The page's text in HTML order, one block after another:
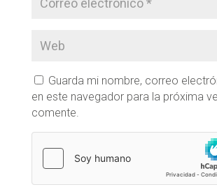
Guarda mi nombre, correo
en este navegador para la próxima
comente.